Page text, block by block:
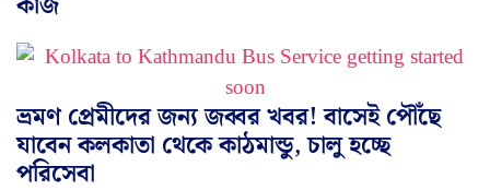
ভ্রমণ প্রেমীদের জন্য জব্বর খবর! বাসেই পৌঁছে
যাবেন কলকাতা থেকে কাঠমান্ডু, চালু হচ্ছে
পরিসেবা